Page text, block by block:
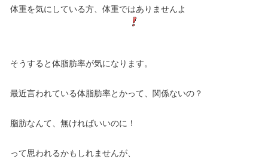
体重を気にしている方、体重ではありませんよ
そうすると体脂肪率が気になります。
最近言われている体脂肪率とかって、関係ないの？
脂肪なんて、無ければいいのに！
って思われるかもしれませんが、